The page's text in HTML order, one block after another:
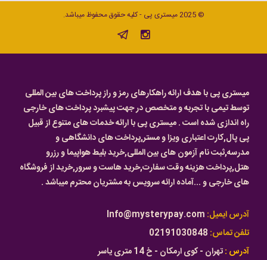
© 2025 میستری پی - کلیه حقوق محفوظ میباشد.
میستری پی با هدف ارائه راهکارهای رمز و راز پرداخت های بین المللی
توسط تیمی با تجربه و متخصص در جهت پیشبرد پرداخت های خارجی
راه اندازی شده است . میستری پی با ارائه خدمات های متنوع از قبیل
پی پال,کارت اعتباری ویزا و مستر,پرداخت های دانشگاهی و
مدرسه,ثبت نام آزمون های بین المللی,خرید بلیط هواپیما و رزرو
هتل,پرداخت هزینه وقت سفارت,خرید هاست و سرور,خرید از فروشگاه
های خارجی و ...آماده ارائه سرویس به مشتریان محترم میباشد .
آدرس ایمیل: Info@mysterypay.com
تلفن تماس: 02191030848
آدرس :تهران - کوی ارمکان - خ 14 متری یاسر